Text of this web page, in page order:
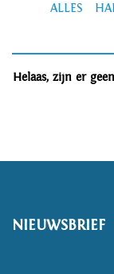
ALLES
Helaas, zijn er
NIEUWSBRIEF